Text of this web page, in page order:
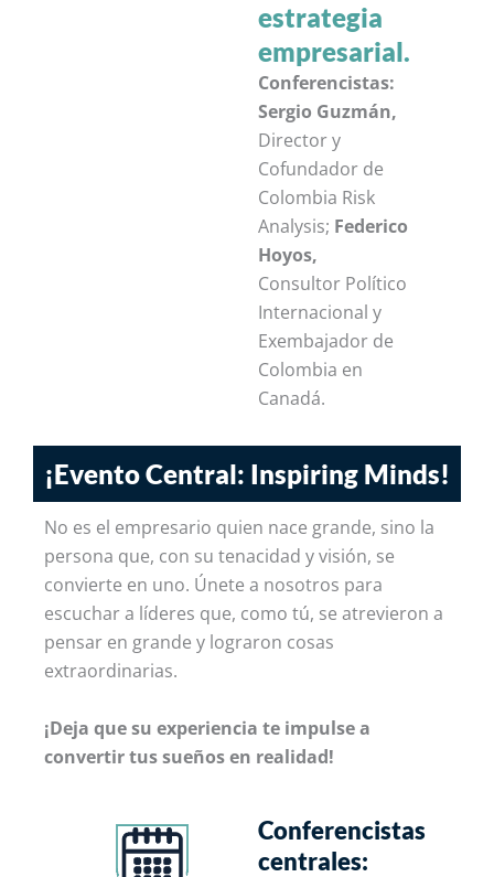
estrategia
empresarial.
Conferencistas:
Sergio Guzmán,
Director y
Cofundador de
Colombia Risk
Analysis; Federico
Hoyos,
Consultor Político
Internacional y
Exembajador de
Colombia en
Canadá.
¡Evento Central: Inspiring Minds!
No es el empresario quien nace grande, sino la
persona que, con su tenacidad y visión, se
convierte en uno. Únete a nosotros para
escuchar a líderes que, como tú, se atrevieron a
pensar en grande y lograron cosas
extraordinarias.
¡Deja que su experiencia te impulse a
convertir tus sueños en realidad!
Conferencistas
centrales: